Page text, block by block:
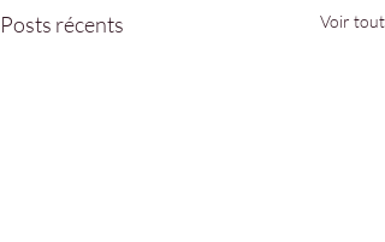
Posts récents Voir tout